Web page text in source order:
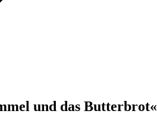
und das Butterbrot«